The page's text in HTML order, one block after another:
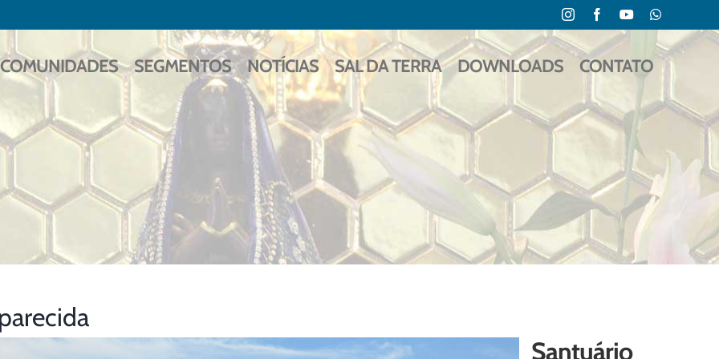
InstagramFacebookYouTubeWhatsApp
COMUNIDADES SEGMENTOS NOTÍCIAS SAL DA TERRA DOWNLOADS CONTATO
Santuário